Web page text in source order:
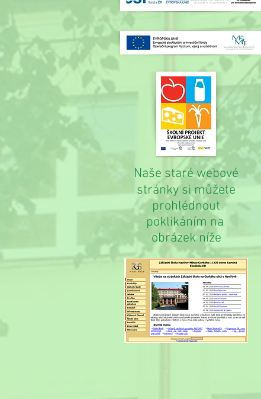
Naše staré webové
stránky si můžete
prohlédnout
poklikáním na
obrázek níže